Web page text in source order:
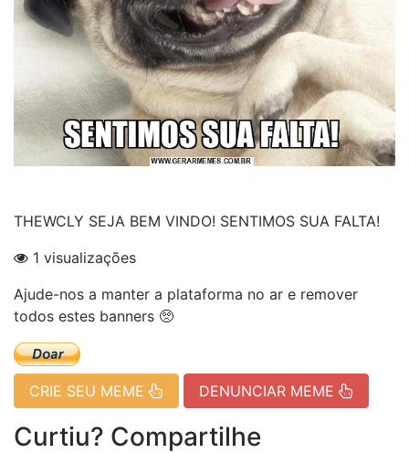
THEWCLY SEJA BEM VINDO! SENTIMOS SUA FALTA!
1 visualizações
Ajude-nos a manter a plataforma no ar e remover
todos estes banners 🥺
CRIE SEU MEME DENUNCIAR MEME
Curtiu? Compartilhe